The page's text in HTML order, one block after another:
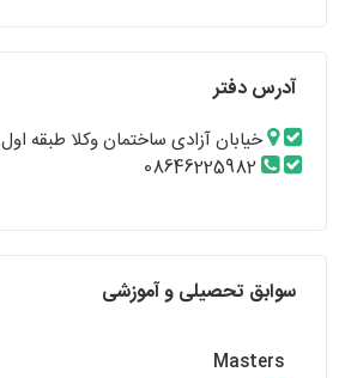
آدرس دفتر
خیابان آزادی ساختمان وکلا طبقه اول
08646225982
سوابق تحصیلی و آموزشی
Masters